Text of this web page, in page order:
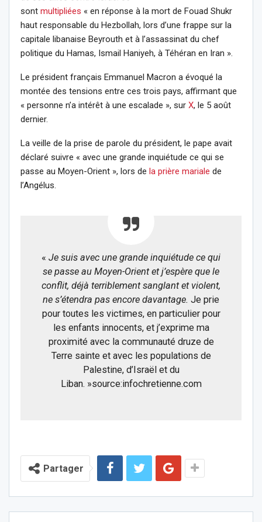
sont multipliées « en réponse à la mort de Fouad Shukr
haut responsable du Hezbollah, lors d’une frappe sur la
capitale libanaise Beyrouth et à l’assassinat du chef
politique du Hamas, Ismail Haniyeh, à Téhéran en Iran ».
Le président français Emmanuel Macron a évoqué la
montée des tensions entre ces trois pays, affirmant que
« personne n’a intérêt à une escalade », sur X, le 5 août
dernier.
La veille de la prise de parole du président, le pape avait
déclaré suivre « avec une grande inquiétude ce qui se
passe au Moyen-Orient », lors de la prière mariale de
l’Angélus.
« Je suis avec une grande inquiétude ce qui
se passe au Moyen-Orient et j’espère que le
conflit, déjà terriblement sanglant et violent,
ne s’étendra pas encore davantage. Je prie
pour toutes les victimes, en particulier pour
les enfants innocents, et j’exprime ma
proximité avec la communauté druze de
Terre sainte et avec les populations de
Palestine, d’Israël et du
Liban. »source:infochretienne.com
Partager